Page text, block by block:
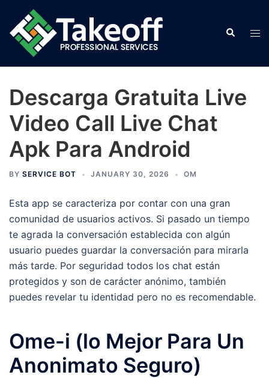
content
Search
Descarga Gratuita Live
Video Call Live Chat
Apk Para Android
BY SERVICE BOT JANUARY 30, 2026 OM
Esta app se caracteriza por contar con una gran
comunidad de usuarios activos. Si pasado un tiempo
te agrada la conversación establecida con algún
usuario puedes guardar la conversación para mirarla
más tarde. Por seguridad todos los chat están
protegidos y son de carácter anónimo, también
puedes revelar tu identidad pero no es recomendable.
Ome-i (lo Mejor Para Un
Anonimato Seguro)